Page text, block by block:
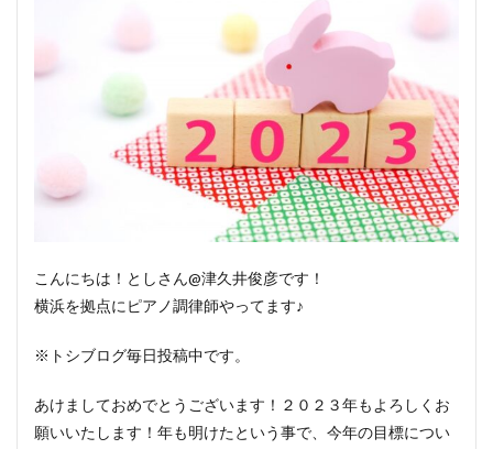
こんにちは！としさん@津久井俊彦です！
横浜を拠点にピアノ調律師やってます♪
※トシブログ毎日投稿中です。
あけましておめでとうございます！２０２３年もよろしくお
願いいたします！年も明けたという事で、今年の目標につい